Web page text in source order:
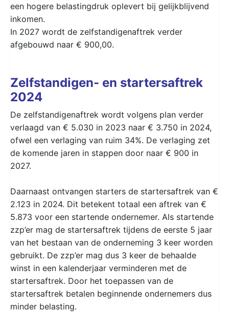
een hogere belastingdruk oplevert bij gelijkblijvend
inkomen.
In 2027 wordt de zelfstandigenaftrek verder
afgebouwd naar € 900,00.
Zelfstandigen- en startersaftrek
2024
De zelfstandigenaftrek wordt volgens plan verder
verlaagd van € 5.030 in 2023 naar € 3.750 in 2024,
ofwel een verlaging van ruim 34%. De verlaging zet
de komende jaren in stappen door naar € 900 in
2027.
Daarnaast ontvangen starters de startersaftrek van €
2.123 in 2024. Dit betekent totaal een aftrek van €
5.873 voor een startende ondernemer. Als startende
zzp’er mag de startersaftrek tijdens de eerste 5 jaar
van het bestaan van de onderneming 3 keer worden
gebruikt. De zzp’er mag dus 3 keer de behaalde
winst in een kalenderjaar verminderen met de
startersaftrek. Door het toepassen van de
startersaftrek betalen beginnende ondernemers dus
minder belasting.